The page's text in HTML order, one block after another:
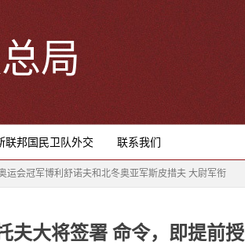
局
联邦国民卫队外交 联系我们
运会冠军博利舒诺夫和北冬奥亚军斯皮措夫 大尉军衔
夫大将签署 命令，即提前授